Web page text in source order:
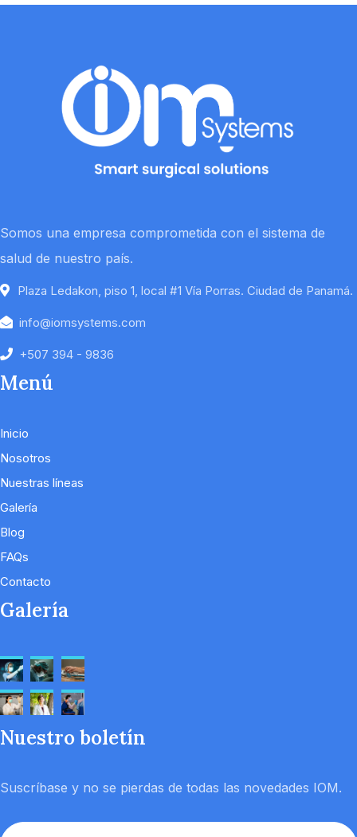
Somos una empresa comprometida con el sistema de
salud de nuestro país.
Plaza Ledakon, piso 1, local #1 Vía Porras. Ciudad de Panamá.
info@iomsystems.com
+507 394 - 9836
Menú
Inicio
Nosotros
Nuestras líneas
Galería
Blog
FAQs
Contacto
Galería
Nuestro boletín
Suscríbase y no se pierdas de todas las novedades IOM.